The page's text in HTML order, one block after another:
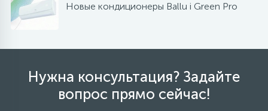
Новые кондиционеры Ballu i Green Pro
Нужна консультация? Задайте
вопрос прямо сейчас!